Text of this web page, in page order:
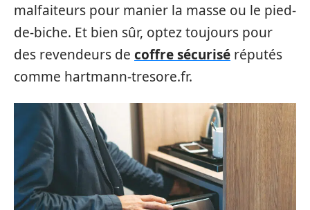
malfaiteurs pour manier la masse ou le pied-
de-biche. Et bien sûr, optez toujours pour
des revendeurs de coffre sécurisé réputés
comme hartmann-tresore.fr.